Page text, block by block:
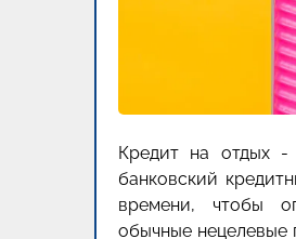
Кредит на отдых -
банковский
времени, чтобы
обычные нецелевые